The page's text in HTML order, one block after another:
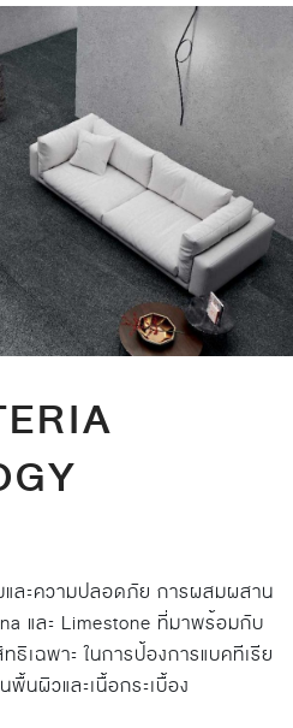
ละความปลอดภัย การผสมผสาน
และ Limestone ที่มาพร้อมกับ
ทธิเฉพาะ ในการป้องการแบคทีเรีย
พื้นผิวและเนื้อกระเบื้อง